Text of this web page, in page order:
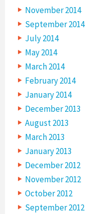
November 2014
September 2014
July 2014
May 2014
March 2014
February 2014
January 2014
December 2013
August 2013
March 2013
January 2013
December 2012
November 2012
October 2012
September 2012